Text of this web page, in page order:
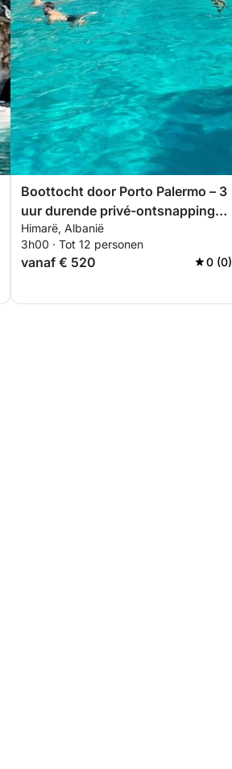
Boottocht door Porto Palermo – 3
uur durende privé-ontsnapping
langs verborgen pareltjes en
kustgeschiedenis
Himarë, Albanië
3h00 · Tot 12 personen
vanaf € 520 0 (0)